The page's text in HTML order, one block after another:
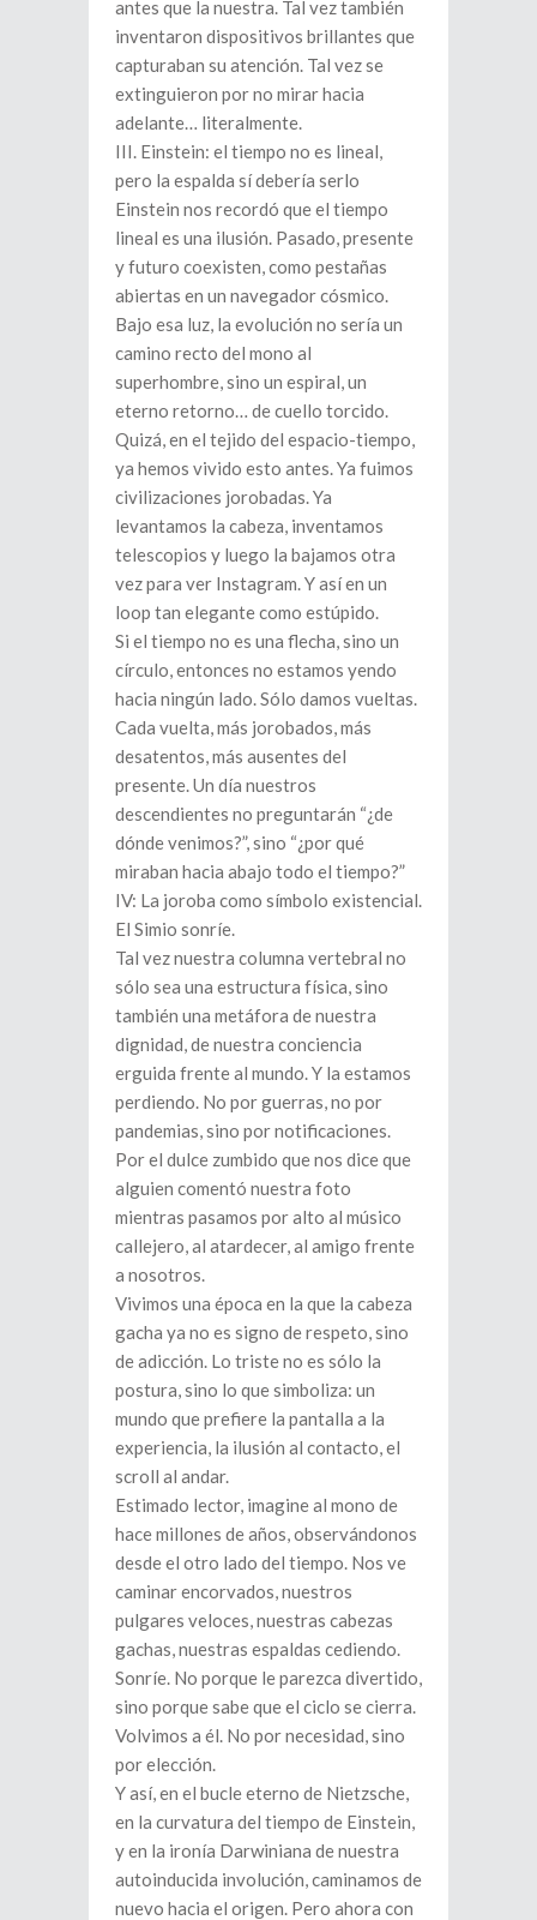
antes que la nuestra. Tal vez también
inventaron dispositivos brillantes que
capturaban su atención. Tal vez se
extinguieron por no mirar hacia
adelante… literalmente.
III. Einstein: el tiempo no es lineal,
pero la espalda sí debería serlo
Einstein nos recordó que el tiempo
lineal es una ilusión. Pasado, presente
y futuro coexisten, como pestañas
abiertas en un navegador cósmico.
Bajo esa luz, la evolución no sería un
camino recto del mono al
superhombre, sino un espiral, un
eterno retorno… de cuello torcido.
Quizá, en el tejido del espacio-tiempo,
ya hemos vivido esto antes. Ya fuimos
civilizaciones jorobadas. Ya
levantamos la cabeza, inventamos
telescopios y luego la bajamos otra
vez para ver Instagram. Y así en un
loop tan elegante como estúpido.
Si el tiempo no es una flecha, sino un
círculo, entonces no estamos yendo
hacia ningún lado. Sólo damos vueltas.
Cada vuelta, más jorobados, más
desatentos, más ausentes del
presente. Un día nuestros
descendientes no preguntarán “¿de
dónde venimos?”, sino “¿por qué
miraban hacia abajo todo el tiempo?”
IV: La joroba como símbolo existencial.
El Simio sonríe.
Tal vez nuestra columna vertebral no
sólo sea una estructura física, sino
también una metáfora de nuestra
dignidad, de nuestra conciencia
erguida frente al mundo. Y la estamos
perdiendo. No por guerras, no por
pandemias, sino por notificaciones.
Por el dulce zumbido que nos dice que
alguien comentó nuestra foto
mientras pasamos por alto al músico
callejero, al atardecer, al amigo frente
a nosotros.
Vivimos una época en la que la cabeza
gacha ya no es signo de respeto, sino
de adicción. Lo triste no es sólo la
postura, sino lo que simboliza: un
mundo que prefiere la pantalla a la
experiencia, la ilusión al contacto, el
scroll al andar.
Estimado lector, imagine al mono de
hace millones de años, observándonos
desde el otro lado del tiempo. Nos ve
caminar encorvados, nuestros
pulgares veloces, nuestras cabezas
gachas, nuestras espaldas cediendo.
Sonríe. No porque le parezca divertido,
sino porque sabe que el ciclo se cierra.
Volvimos a él. No por necesidad, sino
por elección.
Y así, en el bucle eterno de Nietzsche,
en la curvatura del tiempo de Einstein,
y en la ironía Darwiniana de nuestra
autoinducida involución, caminamos de
nuevo hacia el origen. Pero ahora con